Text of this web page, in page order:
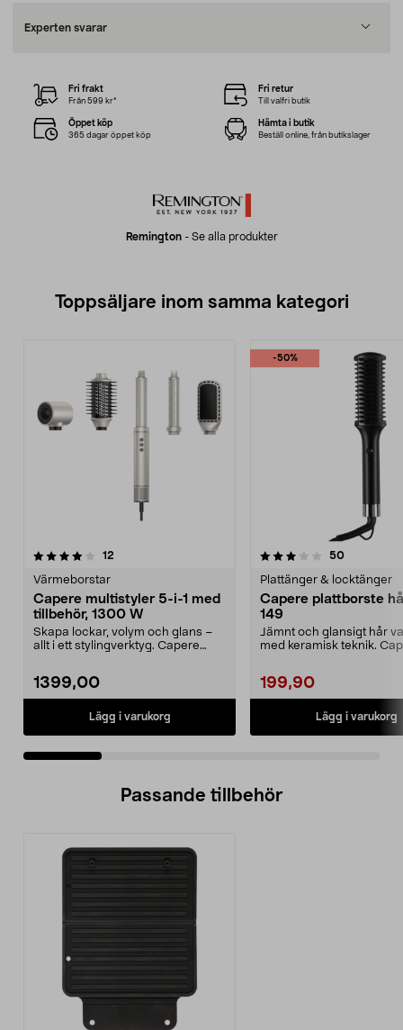
Experten svarar
Remington- Se alla produkter
Fri frakt
Från 599 kr*
Fri retur
Till valfri butik
Öppet köp
365 dagar öppet köp
Hämta i butik
Beställ online, från butikslager
Toppsäljare inom samma kategori
12
Värmeborstar
Capere multistyler 5-i-1 med
tillbehör, 1300 W
Skapa lockar, volym och glans –
allt i ett stylingverktyg. Capere
1399,00
Lägg i varukorg
-50%
3.5 av 5 stjärnor 50
Plattänger & locktänger
Capere plattborste
149
Jämnt och glansigt hår
med keramisk teknik.
199,90
Lägg i varukorg
0.0 av 5 stjärnor
Passande tillbehör